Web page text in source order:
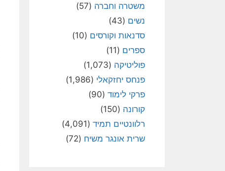
משטרה וחברה (57)
נשים (43)
סדנאות וקורסים (10)
ספרים (11)
פוליטיקה (1,073)
פנחס יחזקאלי (1,986)
פרקי לימוד (90)
קורונה (150)
רלוונטיים תמיד (4,091)
שרית אונגר משיח (72)